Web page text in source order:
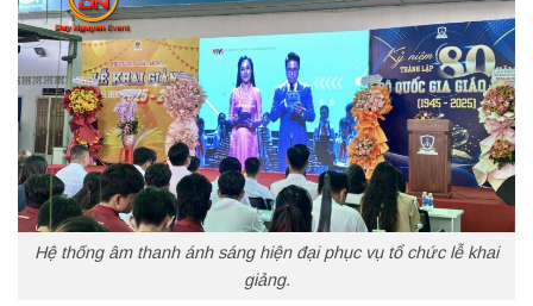
Hệ thống âm thanh ánh sáng hiện đại phục vụ tổ chức lễ khai
giảng.